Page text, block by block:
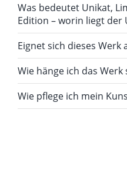
Was bedeutet Unikat,
Edition – worin liegt der
Eignet sich dieses Werk
Wie hänge ich das Werk
Wie pflege ich mein